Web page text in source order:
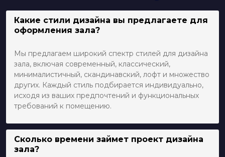
Какие стили дизайна вы предлагаете для
оформления зала?
Мы предлагаем широкий спектр стилей для дизайна
зала, включая современный, классический,
минималистичный, скандинавский, лофт и множество
других. Каждый стиль подбирается индивидуально,
исходя из ваших предпочтений и функциональных
требований к помещению.
Сколько времени займет проект дизайна
зала?